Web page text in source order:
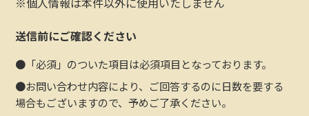
送信前にご確認ください
●「必須」のついた項目は必須項目となっております。
●お問い合わせ内容により、ご回答するのに日数を要する
場合もございますので、予めご了承ください。